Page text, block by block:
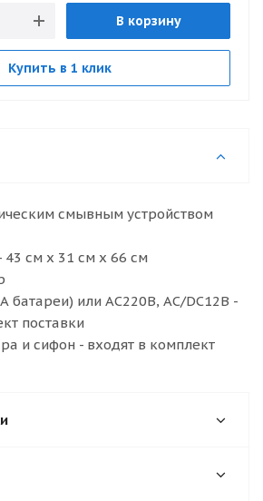
В корзину
Купить в 1 клик
смывным устройством
см х 31 см х 66 см
батареи) или АС220В, AC/DC12B -
поставки
и сифон - входят в комплект